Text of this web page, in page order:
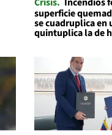
superficie
se cuadruplica en
quintuplica la de